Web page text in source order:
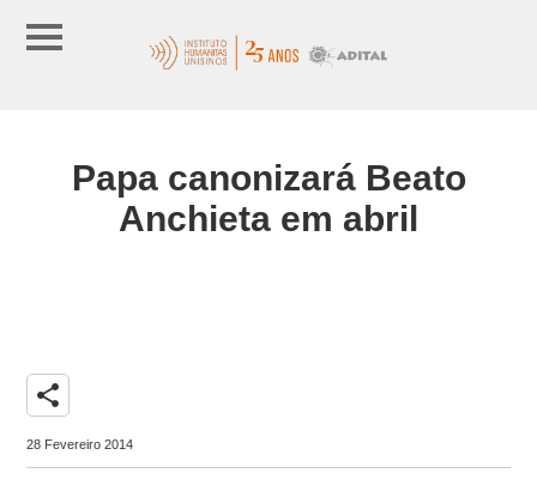
Papa canonizará Beato
Anchieta em abril
share
28 Fevereiro 2014